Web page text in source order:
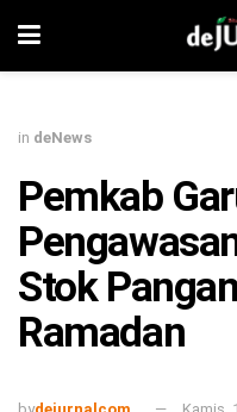
in deNews
Pemkab
Stok
Ramadan
bydejurnalcom
Kamis,